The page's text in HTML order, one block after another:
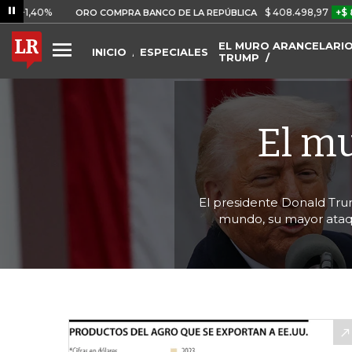
ORO COMPRA BANCO DE LA REPÚBLICA $ 408.498,97 +$ 8.753,81
INICIO ESPECIALES
EL MURO
TRUMP
El
El presidente Donald
mundo, su mayor